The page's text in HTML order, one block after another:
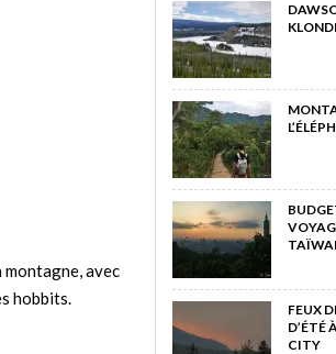
montagne, avec
hobbits.
FEUX
D’ÉTÉ
CITY